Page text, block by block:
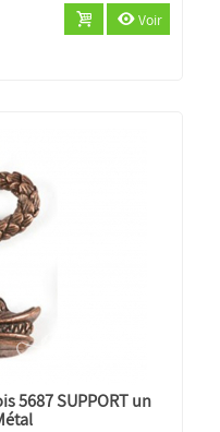
Voir
5687 SUPPORT un